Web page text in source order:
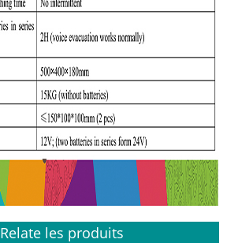
Relate les produits